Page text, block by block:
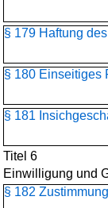
§ 179 Haftung
§ 180 Einseitiges
§ 181
Titel 6
Einwilligung und
§ 182 Zustimmung